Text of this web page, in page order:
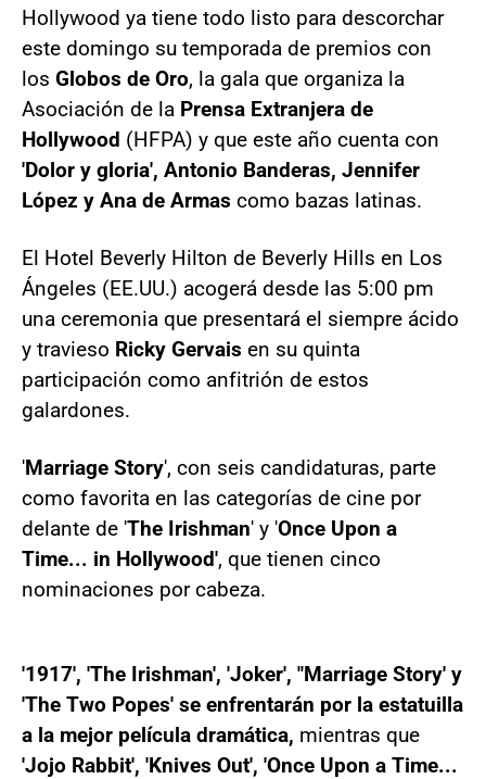
Hollywood ya tiene todo listo para descorchar
este domingo su temporada de premios con
los Globos de Oro, la gala que organiza la
Asociación de la Prensa Extranjera de
Hollywood (HFPA) y que este año cuenta con
'Dolor y gloria', Antonio Banderas, Jennifer
López y Ana de Armas como bazas latinas.
El Hotel Beverly Hilton de Beverly Hills en Los
Ángeles (EE.UU.) acogerá desde las 5:00 pm
una ceremonia que presentará el siempre ácido
y travieso Ricky Gervais en su quinta
participación como anfitrión de estos
galardones.
'Marriage Story', con seis candidaturas, parte
como favorita en las categorías de cine por
delante de 'The Irishman' y 'Once Upon a
Time... in Hollywood', que tienen cinco
nominaciones por cabeza.
'1917', 'The Irishman', 'Joker', "Marriage Story' y
'The Two Popes' se enfrentarán por la estatuilla
a la mejor película dramática, mientras que
'Jojo Rabbit', 'Knives Out', 'Once Upon a Time...